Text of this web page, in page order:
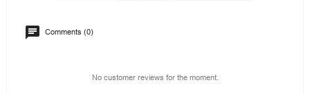
Comments (0)
No customer reviews for the moment.